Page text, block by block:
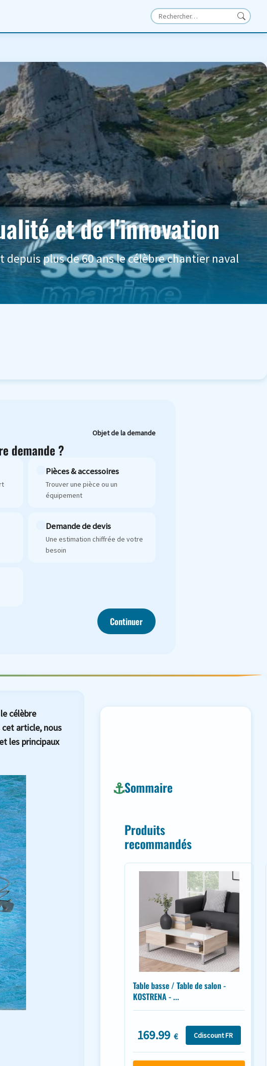
et de l'innovation
plus de 60 ans le célèbre chantier naval
Objet de la demande
demande ?
Pièces & accessoires
Trouver une pièce ou un
équipement
Demande de devis
Une estimation chiffrée de votre
besoin
Continuer
célèbre
cet article, nous
les principaux
Sommaire
Produits
recommandés
Table basse / Table de salon -
KOSTRENA - ...
169.99 € Cdiscount FR